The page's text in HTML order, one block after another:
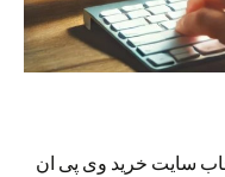
سایت خرید وی پی ان